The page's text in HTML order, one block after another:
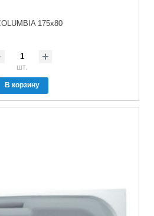
175x80
шт.
В корзину